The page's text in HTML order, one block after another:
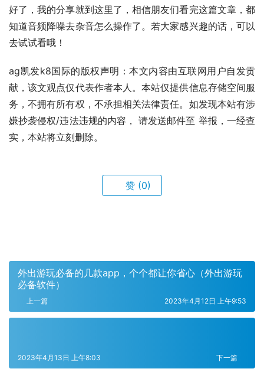
好了，我的分享就到这里了，相信朋友们看完这篇文章，都
知道音频降噪去杂音怎么操作了。若大家感兴趣的话，可以
去试试看哦！
ag凯发k8国际的版权声明：本文内容由互联网用户自发贡
献，该文观点仅代表作者本人。本站仅提供信息存储空间服
务，不拥有所有权，不承担相关法律责任。如发现本站有涉
嫌抄袭侵权/违法违规的内容， 请发送邮件至 举报，一经查
实，本站将立刻删除。
赞 (0)
外出游玩必备的几款app，个个都让你省心（外出游玩
必备软件）
上一篇 2023年4月12日 上午9:53
下一篇
2023年4月13日 上午8:03